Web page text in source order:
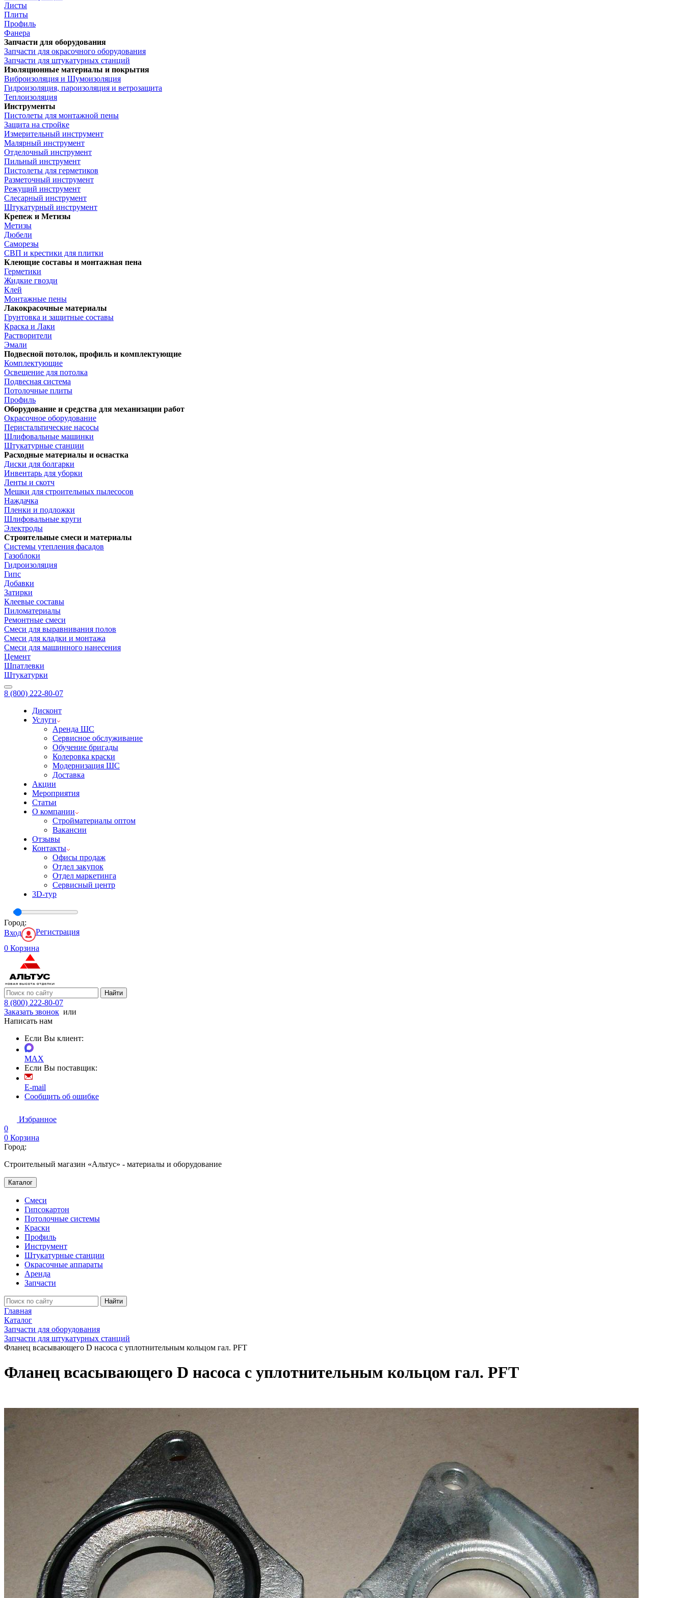
Листы
Плиты
Профиль
Фанера
Запчасти для оборудования
Запчасти для окрасочного оборудования
Запчасти для штукатурных станций
Изоляционные материалы и покрытия
Виброизоляция и Шумоизоляция
Гидроизоляция, пароизоляция и ветрозащита
Теплоизоляция
Инструменты
Пистолеты для монтажной пены
Защита на стройке
Измерительный инструмент
Малярный инструмент
Отделочный инструмент
Пильный инструмент
Пистолеты для герметиков
Разметочный инструмент
Режущий инструмент
Слесарный инструмент
Штукатурный инструмент
Крепеж и Метизы
Метизы
Дюбели
Саморезы
СВП и крестики для плитки
Клеющие составы и монтажная пена
Герметики
Жидкие гвозди
Клей
Монтажные пены
Лакокрасочные материалы
Грунтовка и защитные составы
Краска и Лаки
Растворители
Эмали
Подвесной потолок, профиль и комплектующие
Комплектующие
Освещение для потолка
Подвесная система
Потолочные плиты
Профиль
Оборудование и средства для механизации работ
Окрасочное оборудование
Перистальтические насосы
Шлифовальные машинки
Штукатурные станции
Расходные материалы и оснастка
Диски для болгарки
Инвентарь для уборки
Ленты и скотч
Мешки для строительных пылесосов
Наждачка
Пленки и подложки
Шлифовальные круги
Электроды
Строительные смеси и материалы
Системы утепления фасадов
Газоблоки
Гидроизоляция
Гипс
Добавки
Затирки
Клеевые составы
Пиломатериалы
Ремонтные смеси
Смеси для выравнивания полов
Смеси для кладки и монтажа
Смеси для машинного нанесения
Цемент
Шпатлевки
Штукатурки
8 (800) 222-80-07
Дисконт
Услуги
Аренда ШС
Сервисное обслуживание
Обучение бригады
Колеровка краски
Модернизация ШС
Доставка
Акции
Мероприятия
Статьи
О компании
Стройматериалы оптом
Вакансии
Отзывы
Контакты
Офисы продаж
Отдел закупок
Отдел маркетинга
Сервисный центр
3D-тур
Город:
Вход
Регистрация
0 Корзина
Найти
8 (800) 222-80-07
Заказать звонок или
Написать нам
Если Вы клиент:
MAX
Если Вы поставщик:
E-mail
Сообщить об ошибке
Избранное
0
0 Корзина
Город:
Строительный магазин «Альтус» - материалы и оборудование
Каталог
Смеси
Гипсокартон
Потолочные системы
Краски
Профиль
Инструмент
Штукатурные станции
Окрасочные аппараты
Аренда
Запчасти
Найти
Главная
Каталог
Запчасти для оборудования
Запчасти для штукатурных станций
Фланец всасывающего D насоса с уплотнительным кольцом гал. PFT
Фланец всасывающего D насоса с уплотнительным кольцом гал. PFT